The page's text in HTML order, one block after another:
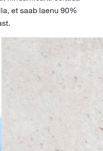
et saab laenu 90%